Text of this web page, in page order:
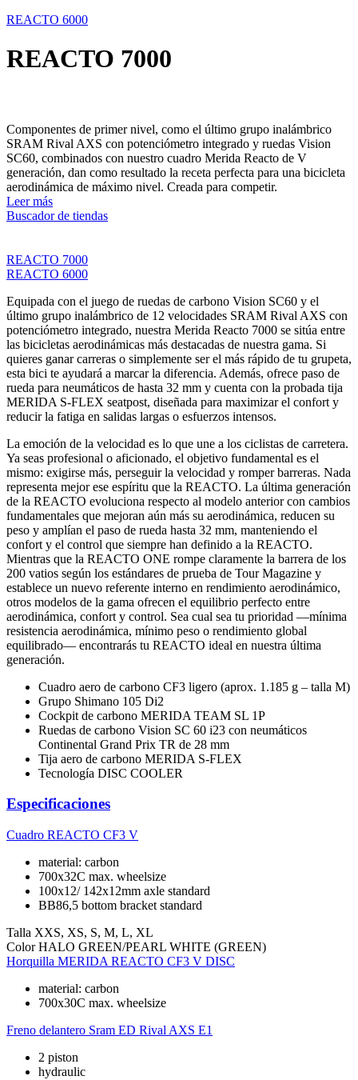
REACTO 6000
REACTO 7000
Componentes de primer nivel, como el último grupo inalámbrico
SRAM Rival AXS con potenciómetro integrado y ruedas Vision
SC60, combinados con nuestro cuadro Merida Reacto de V
generación, dan como resultado la receta perfecta para una bicicleta
aerodinámica de máximo nivel. Creada para competir.
Leer más
Buscador de tiendas
REACTO 7000
REACTO 6000
Equipada con el juego de ruedas de carbono Vision SC60 y el
último grupo inalámbrico de 12 velocidades SRAM Rival AXS con
potenciómetro integrado, nuestra Merida Reacto 7000 se sitúa entre
las bicicletas aerodinámicas más destacadas de nuestra gama. Si
quieres ganar carreras o simplemente ser el más rápido de tu grupeta,
esta bici te ayudará a marcar la diferencia. Además, ofrece paso de
rueda para neumáticos de hasta 32 mm y cuenta con la probada tija
MERIDA S-FLEX seatpost, diseñada para maximizar el confort y
reducir la fatiga en salidas largas o esfuerzos intensos.
La emoción de la velocidad es lo que une a los ciclistas de carretera.
Ya seas profesional o aficionado, el objetivo fundamental es el
mismo: exigirse más, perseguir la velocidad y romper barreras. Nada
representa mejor ese espíritu que la REACTO. La última generación
de la REACTO evoluciona respecto al modelo anterior con cambios
fundamentales que mejoran aún más su aerodinámica, reducen su
peso y amplían el paso de rueda hasta 32 mm, manteniendo el
confort y el control que siempre han definido a la REACTO.
Mientras que la REACTO ONE rompe claramente la barrera de los
200 vatios según los estándares de prueba de Tour Magazine y
establece un nuevo referente interno en rendimiento aerodinámico,
otros modelos de la gama ofrecen el equilibrio perfecto entre
aerodinámica, confort y control. Sea cual sea tu prioridad —mínima
resistencia aerodinámica, mínimo peso o rendimiento global
equilibrado— encontrarás tu REACTO ideal en nuestra última
generación.
Cuadro aero de carbono CF3 ligero (aprox. 1.185 g – talla M)
Grupo Shimano 105 Di2
Cockpit de carbono MERIDA TEAM SL 1P
Ruedas de carbono Vision SC 60 i23 con neumáticos
Continental Grand Prix TR de 28 mm
Tija aero de carbono MERIDA S-FLEX
Tecnología DISC COOLER
Especificaciones
Cuadro REACTO CF3 V
material: carbon
700x32C max. wheelsize
100x12/ 142x12mm axle standard
BB86,5 bottom bracket standard
Talla XXS, XS, S, M, L, XL
Color HALO GREEN/PEARL WHITE (GREEN)
Horquilla MERIDA REACTO CF3 V DISC
material: carbon
700x30C max. wheelsize
Freno delantero Sram ED Rival AXS E1
2 piston
hydraulic